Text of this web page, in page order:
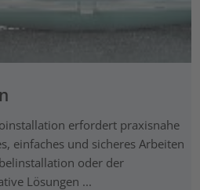
erfordert praxisnahe
einfaches und sicheres Arbeiten
oder der
Lösungen ...